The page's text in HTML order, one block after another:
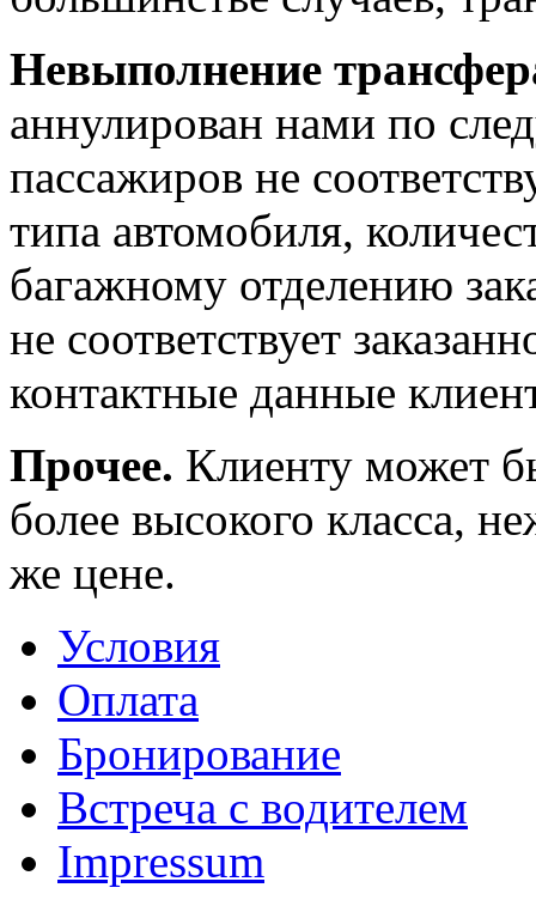
Невыполнение
аннулирован нами по
пассажиров не
типа автомобиля,
багажному отделению
не соответствует
контактные данные
Прочее. Клиенту может
более высокого класса,
же цене.
Условия
Оплата
Бронирование
Встреча с водителем
Impressum